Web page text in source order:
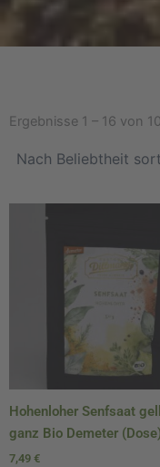
Ergebnisse 1 – 16 von
Hohenloher Senfsaat
ganz Bio Demeter (Dose)
7,49 €